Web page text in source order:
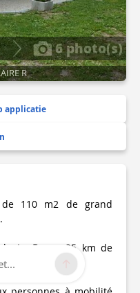
6 photo(s)
R
applicatie
de 110 m2 de grand
La Bresse,25 km de